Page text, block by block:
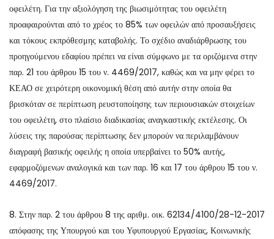
οφειλέτη. Για την αξιολόγηση της βιωσιμότητας του οφειλέτη
προαφαιρούνται από το χρέος το 85% των οφειλών από προσαυξήσεις
και τόκους εκπρόθεσμης καταβολής. Το σχέδιο αναδιάρθρωσης του
προηγούμενου εδαφίου πρέπει να είναι σύμφωνο με τα οριζόμενα στην
παρ. 21 του άρθρου 15 του ν. 4469/2017, καθώς και να μην φέρει το
ΚΕΑΟ σε χειρότερη οικονομική θέση από αυτήν στην οποία θα
βρισκόταν σε περίπτωση ρευστοποίησης των περιουσιακών στοιχείων
του οφειλέτη, στο πλαίσιο διαδικασίας αναγκαστικής εκτέλεσης. Οι
λύσεις της παρούσας περίπτωσης δεν μπορούν να περιλαμβάνουν
διαγραφή βασικής οφειλής η οποία υπερβαίνει το 50% αυτής,
εφαρμοζόμενων αναλογικά και των παρ. 16 και 17 του άρθρου 15 του ν.
4469/2017.
8. Στην παρ. 2 του άρθρου 8 της αριθμ. οικ. 62134/4100/28-12-2017
απόφασης της Υπουργού και του Υφυπουργού Εργασίας, Κοινωνικής